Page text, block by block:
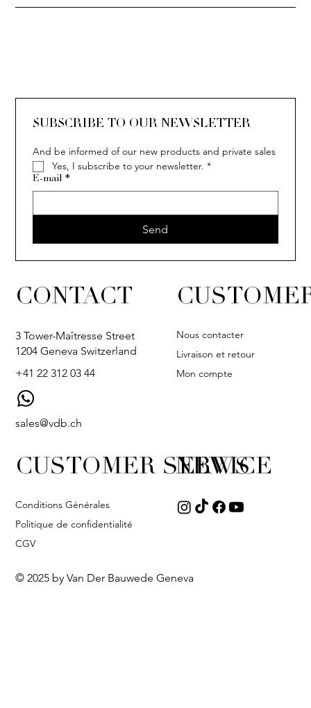
SUBSCRIBE TO OUR NEWSLETTER
And be informed of our new products and private sales
Yes, I subscribe to your newsletter. *
E-mail *
Send
CONTACT
3 Tower-Maîtresse Street
1204 Geneva Switzerland
+41 22 312 03 44
sales@vdb.ch
Nous contacter
Livraison et retour
Mon compte
NEWS
CUSTOMER SERVICE
Conditions Générales
Politique de confidentialité
CGV
© 2025 by Van Der Bauwede Geneva